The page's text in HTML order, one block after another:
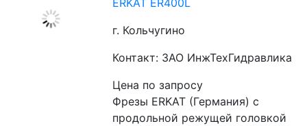
г. Кольчугино
Контакт: ЗАО ИнжТехГидравлика
Цена по запросу
Фрезы ERKAT (Германия) с
продольной режущей головкой